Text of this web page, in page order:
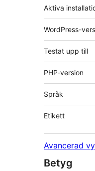
Aktiva
WordPress-
Testat upp till
PHP-version
Språk
Etikett
Avancerad vy
Betyg